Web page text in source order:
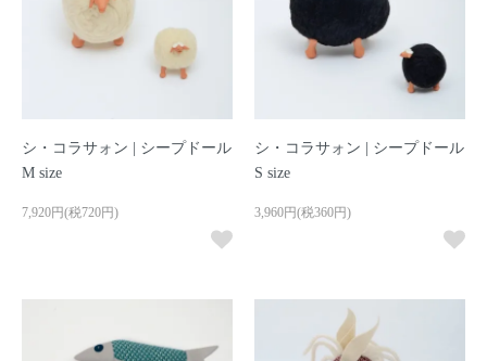
シ・コラサォン | シープドール
M size
7,920円(税720円)
シ・コラサォン | シープドール
S size
3,960円(税360円)